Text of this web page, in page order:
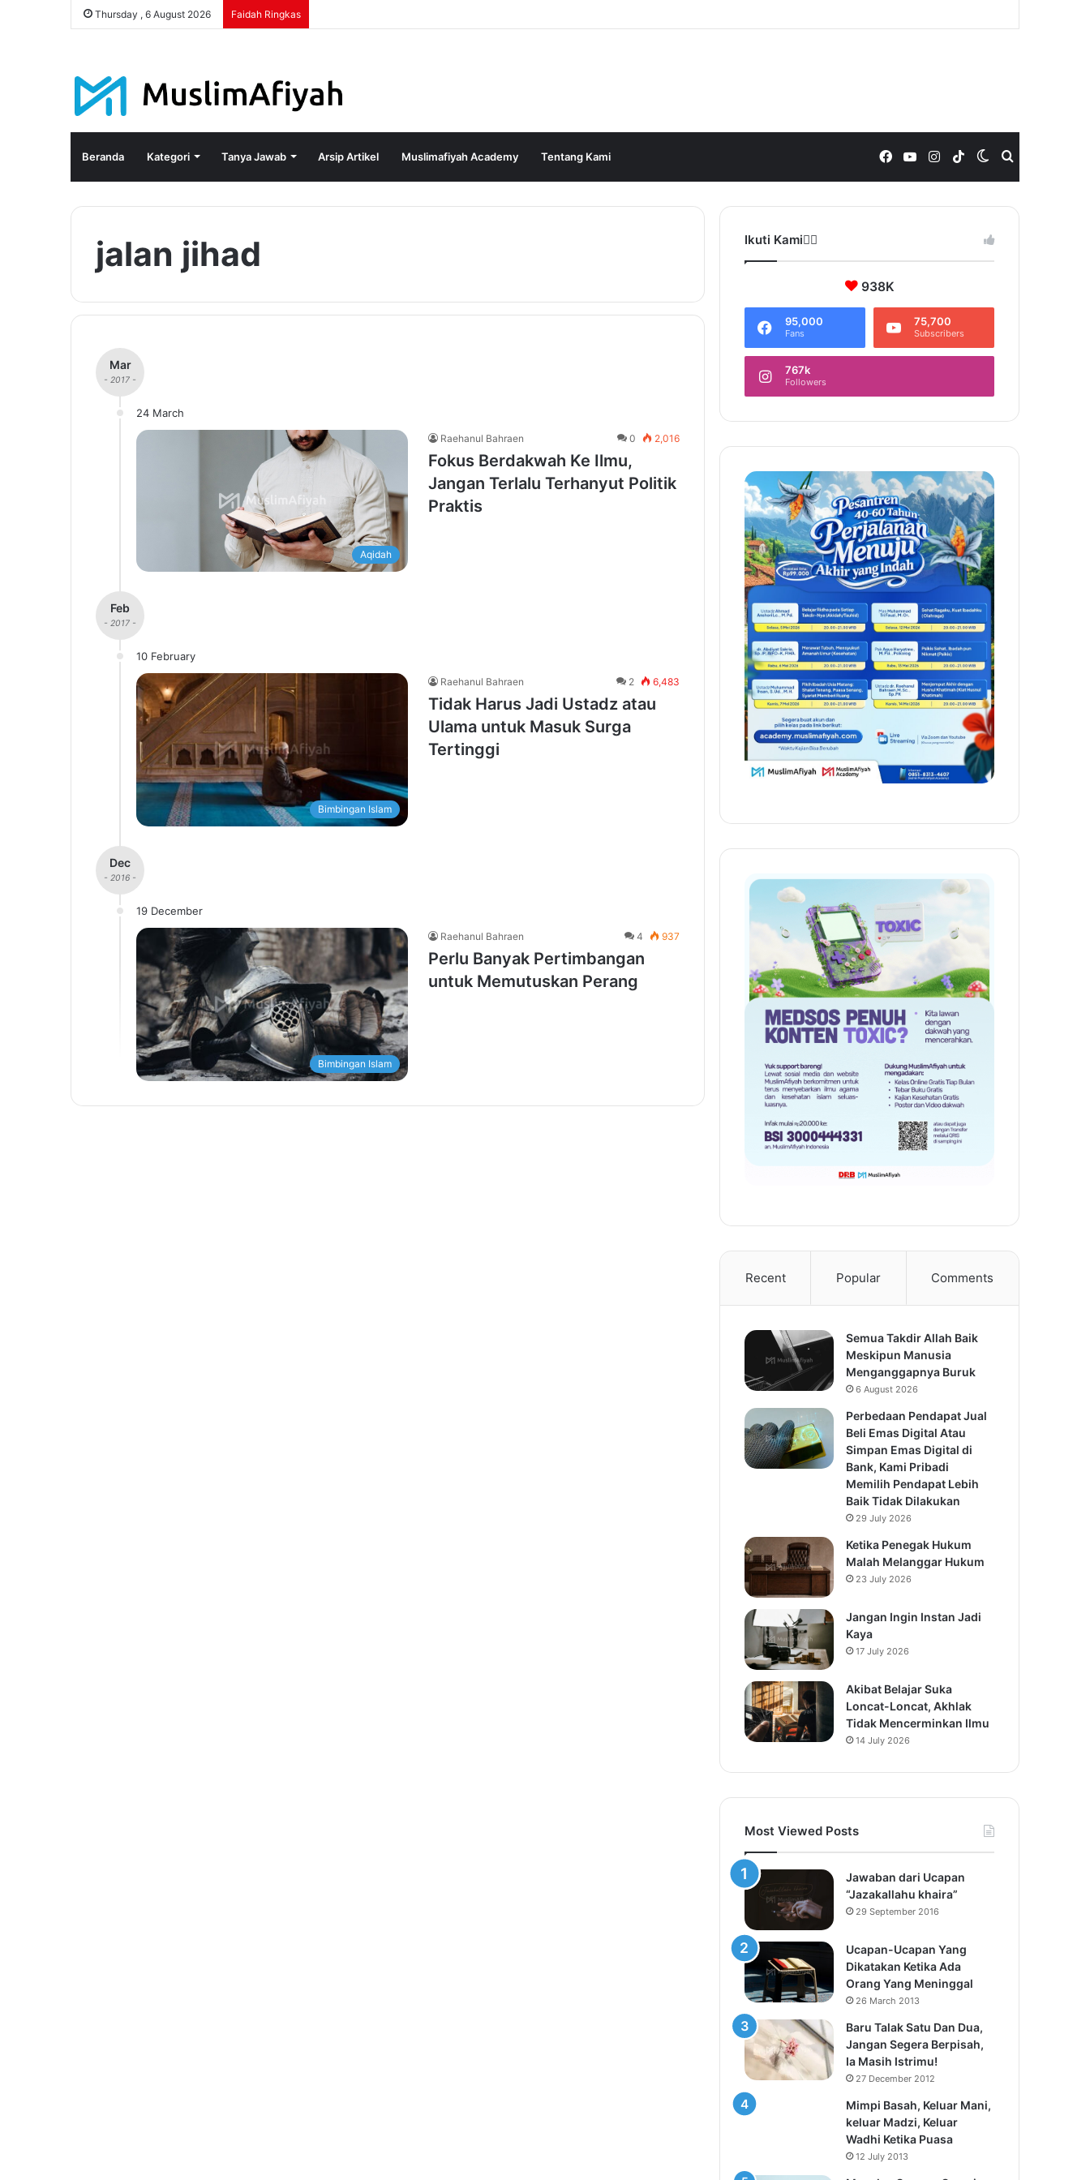
Thursday , 6 August 2026 Faidah Ringkas
Beranda Kategori Tanya Jawab Arsip Artikel Muslimafiyah Academy Tentang Kami Switch
skin
TikTok
Instagram
YouTube
Facebook
jalan jihad
Mar
- 2017 -
24 March
Aqidah
Raehanul Bahraen 0 2,016
Fokus Berdakwah Ke Ilmu,
Jangan Terlalu Terhanyut Politik
Praktis
Feb
- 2017 -
10 February
Bimbingan Islam
Raehanul Bahraen 2 6,483
Tidak Harus Jadi Ustadz atau
Ulama untuk Masuk Surga
Tertinggi
Dec
- 2016 -
19 December
Bimbingan Islam
Raehanul Bahraen 4 937
Perlu Banyak Pertimbangan
untuk Memutuskan Perang
Ikuti Kami❤️‍🔥
938K
95,000
Fans
75,700
Subscribers
767k
Followers
Recent Popular Comments
Semua Takdir Allah Baik
Meskipun Manusia
Menganggapnya Buruk
6 August 2026
Perbedaan Pendapat Jual
Beli Emas Digital Atau
Simpan Emas Digital di
Bank, Kami Pribadi
Memilih Pendapat Lebih
Baik Tidak Dilakukan
29 July 2026
Ketika Penegak Hukum
Malah Melanggar Hukum
23 July 2026
Jangan Ingin Instan Jadi
Kaya
17 July 2026
Akibat Belajar Suka
Loncat-Loncat, Akhlak
Tidak Mencerminkan Ilmu
14 July 2026
Most Viewed Posts
Jawaban dari Ucapan
“Jazakallahu khaira”
29 September 2016
Ucapan-Ucapan Yang
Dikatakan Ketika Ada
Orang Yang Meninggal
26 March 2013
Baru Talak Satu Dan Dua,
Jangan Segera Berpisah,
Ia Masih Istrimu!
27 December 2012
Mimpi Basah, Keluar Mani,
keluar Madzi, Keluar
Wadhi Ketika Puasa
12 July 2013